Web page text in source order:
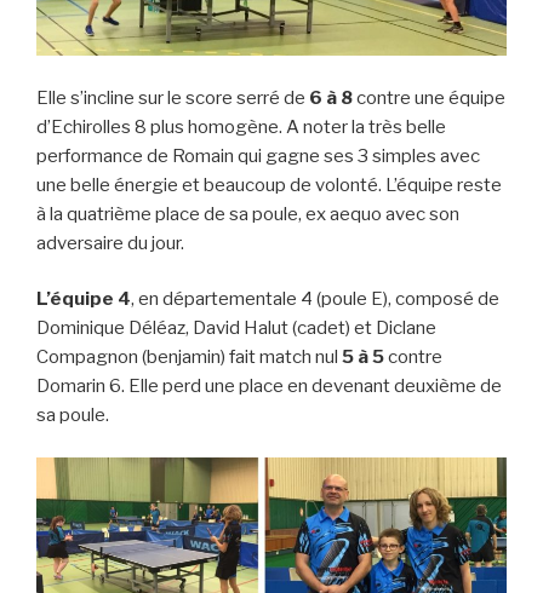
Elle s’incline sur le score serré de 6 à 8contre une équipe
d’Echirolles 8 plus homogène. A noter la très belle
performance de Romain qui gagne ses 3 simples avec
une belle énergie et beaucoup de volonté. L’équipe reste
à la quatrième place de sa poule, ex aequo avec son
adversaire du jour.
L’équipe 4, en départementale 4 (poule E), composé de
Dominique Déléaz, David Halut (cadet) et Diclane
Compagnon (benjamin) fait match nul 5 à 5contre
Domarin 6. Elle perd une place en devenant deuxième de
sa poule.